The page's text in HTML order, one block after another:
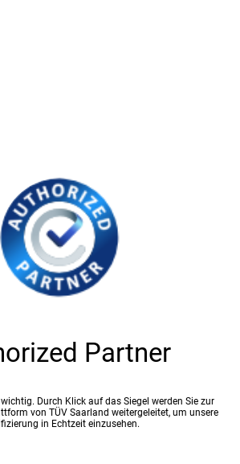
Partner
wichtig. Durch Klick auf das Siegel werden Sie zur
von TÜV Saarland weitergeleitet, um unsere
in Echtzeit einzusehen.